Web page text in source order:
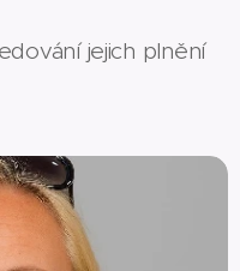
jejich plnění